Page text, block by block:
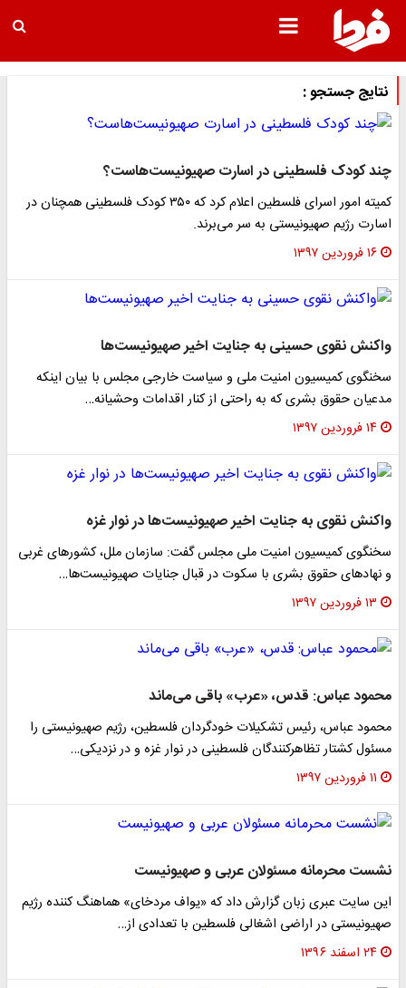
نتایج جستجو :
کودک فلسطینی در اسارت صهیونیست‌هاست؟
کمیته امور اسرای فلسطین اعلام کرد که ۳۵۰ کودک فلسطینی همچنان در
رژیم صهیونیستی به سر می‌برند.
۱۶ فروردین ۱۳۹۷
نقوی حسینی به جنایت اخیر صهیونیست‌ها
کمیسیون امنیت ملی و سیاست خارجی مجلس با بیان اینکه
حقوق بشری که به راحتی از کنار اقدامات وحشیانه…
۱۴ فروردین ۱۳۹۷
نقوی به جنایت اخیر صهیونیست‌ها در نوار غزه
کمیسیون امنیت ملی مجلس گفت: سازمان ملل، کشور‌های غربی
نهاد‌های حقوق بشری با سکوت در قبال جنایات صهیونیست‌ها…
۱۳ فروردین ۱۳۹۷
عباس: قدس، «عرب» باقی می‌ماند
عباس، رئیس تشکیلات خودگردان فلسطین، رژیم صهیونیستی را
کشتار تظاهرکنندگان فلسطینی در نوار غزه و در نزدیکی…
۱۱ فروردین ۱۳۹۷
محرمانه مسئولان عربی و صهیونیست
سایت عبری زبان گزارش داد که «یواف مردخای» هماهنگ کننده رژیم
در اراضی اشغالی فلسطین با تعدادی از…
۲۴ اسفند ۱۳۹۶